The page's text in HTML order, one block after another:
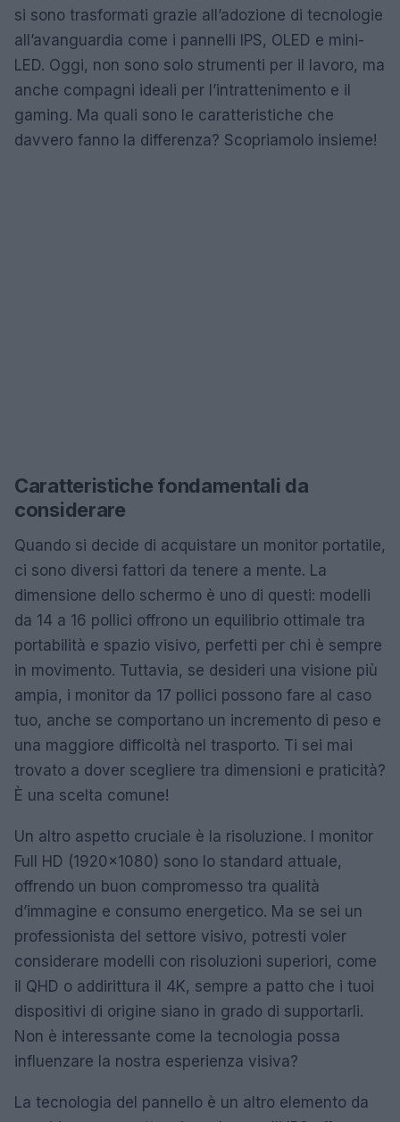
si sono trasformati grazie all’adozione di tecnologie
all’avanguardia come i pannelli IPS, OLED e mini-
LED. Oggi, non sono solo strumenti per il lavoro, ma
anche compagni ideali per l’intrattenimento e il
gaming. Ma quali sono le caratteristiche che
davvero fanno la differenza? Scopriamolo insieme!
Caratteristiche fondamentali da
considerare
Quando si decide di acquistare un monitor portatile,
ci sono diversi fattori da tenere a mente. La
dimensione dello schermo è uno di questi: modelli
da 14 a 16 pollici offrono un equilibrio ottimale tra
portabilità e spazio visivo, perfetti per chi è sempre
in movimento. Tuttavia, se desideri una visione più
ampia, i monitor da 17 pollici possono fare al caso
tuo, anche se comportano un incremento di peso e
una maggiore difficoltà nel trasporto. Ti sei mai
trovato a dover scegliere tra dimensioni e praticità?
È una scelta comune!
Un altro aspetto cruciale è la risoluzione. I monitor
Full HD (1920×1080) sono lo standard attuale,
offrendo un buon compromesso tra qualità
d’immagine e consumo energetico. Ma se sei un
professionista del settore visivo, potresti voler
considerare modelli con risoluzioni superiori, come
il QHD o addirittura il 4K, sempre a patto che i tuoi
dispositivi di origine siano in grado di supportarli.
Non è interessante come la tecnologia possa
influenzare la nostra esperienza visiva?
La tecnologia del pannello è un altro elemento da